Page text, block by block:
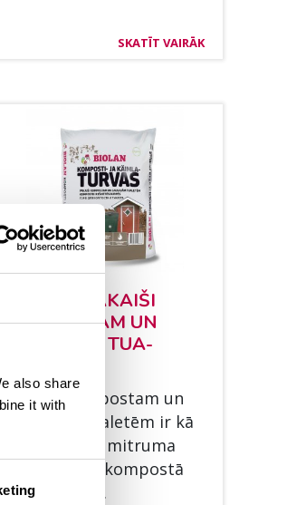
also share
it with
SKATĪT VAIRĀK
BIO­LAN PA­KAIŠI
KOM­POS­TAM UN
SAUSAJĀM TUA­
Pa­kaiši kom­pos­tam un
sausajām tua­letēm ir kā
saist­vie­la un mit­ru­ma
ab­sorbētājs kom­postā
un sausajās...